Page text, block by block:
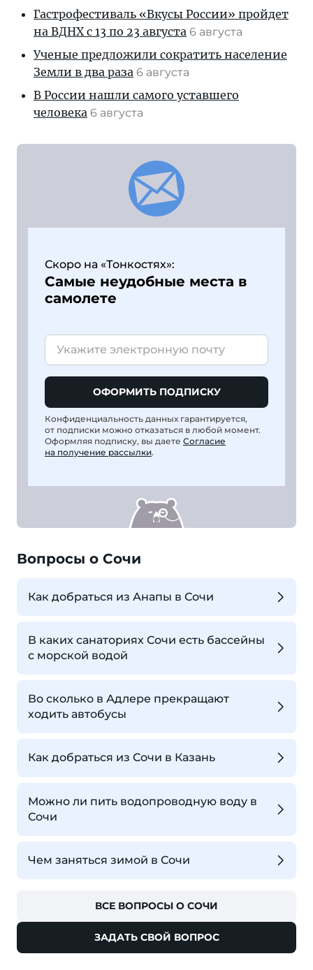
Гастрофестиваль «Вкусы России» пройдет
на ВДНХ с 13 по 23 августа 6 августа
Ученые предложили сократить население
Земли в два раза 6 августа
В России нашли самого уставшего
человека 6 августа
Скоро на «Тонкостях»:
Самые неудобные места в
самолете
ОФОРМИТЬ ПОДПИСКУ
Конфиденциальность данных гарантируется,
от подписки можно отказаться в любой момент.
Оформляя подписку, вы даете Согласие
на получение рассылки.
Вопросы о Сочи
Как добраться из Анапы в Сочи
В каких санаториях Сочи есть бассейны
с морской водой
Во сколько в Адлере прекращают
ходить автобусы
Как добраться из Сочи в Казань
Можно ли пить водопроводную воду в
Сочи
Чем заняться зимой в Сочи
ВСЕ ВОПРОСЫ О СОЧИ
ЗАДАТЬ СВОЙ ВОПРОС